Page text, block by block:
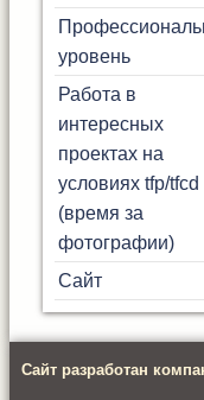
уровень
Работа в
интересных
проектах на
условиях tfp/tfcd
(время за
фотографии)
Сайт
Сайт разработан